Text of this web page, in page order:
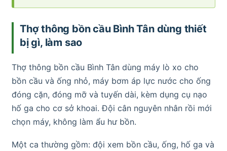
Thợ thông bồn cầu Bình Tân dùng thiết
bị gì, làm sao
Thợ thông bồn cầu Bình Tân dùng máy lò xo cho
bồn cầu và ống nhỏ, máy bơm áp lực nước cho ống
đóng cặn, đóng mỡ và tuyến dài, kèm dụng cụ nạo
hố ga cho cơ sở khoai. Đội cân nguyên nhân rồi mới
chọn máy, không làm ẩu hư bồn.
Một ca thường gồm: đội xem bồn cầu, ống, hố ga và